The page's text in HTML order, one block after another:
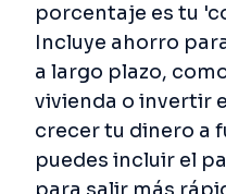
porcentaje es tu
Incluye ahorro
a largo plazo,
vivienda o invertir
crecer tu dinero a
puedes incluir el